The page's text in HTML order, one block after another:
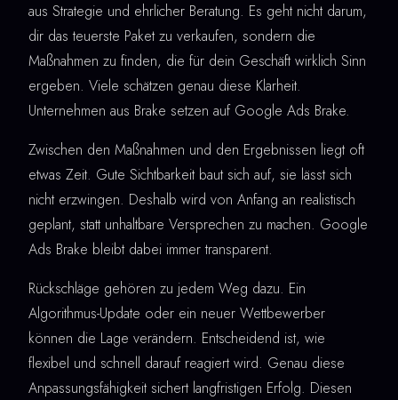
aus Strategie und ehrlicher Beratung. Es geht nicht darum,
dir das teuerste Paket zu verkaufen, sondern die
Maßnahmen zu finden, die für dein Geschäft wirklich Sinn
ergeben. Viele schätzen genau diese Klarheit.
Unternehmen aus Brake setzen auf Google Ads Brake.
Zwischen den Maßnahmen und den Ergebnissen liegt oft
etwas Zeit. Gute Sichtbarkeit baut sich auf, sie lässt sich
nicht erzwingen. Deshalb wird von Anfang an realistisch
geplant, statt unhaltbare Versprechen zu machen. Google
Ads Brake bleibt dabei immer transparent.
Rückschläge gehören zu jedem Weg dazu. Ein
Algorithmus-Update oder ein neuer Wettbewerber
können die Lage verändern. Entscheidend ist, wie
flexibel und schnell darauf reagiert wird. Genau diese
Anpassungsfähigkeit sichert langfristigen Erfolg. Diesen